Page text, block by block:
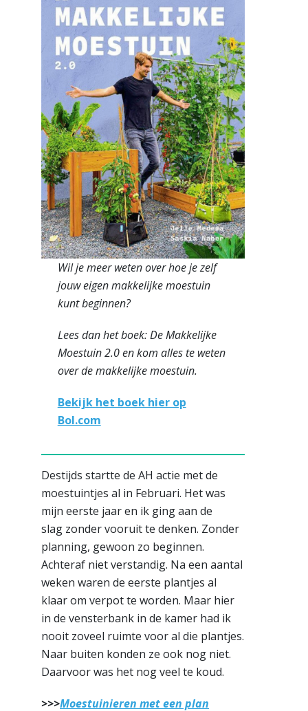
Wil je meer weten over hoe je zelf
jouw eigen makkelijke moestuin
kunt beginnen?
Lees dan het boek: De Makkelijke
Moestuin 2.0 en kom alles te weten
over de makkelijke moestuin.
Bekijk het boek hier op
Bol.com
Destijds startte de AH actie met de
moestuintjes al in Februari. Het was
mijn eerste jaar en ik ging aan de
slag zonder vooruit te denken. Zonder
planning, gewoon zo beginnen.
Achteraf niet verstandig. Na een aantal
weken waren de eerste plantjes al
klaar om verpot te worden. Maar hier
in de vensterbank in de kamer had ik
nooit zoveel ruimte voor al die plantjes.
Naar buiten konden ze ook nog niet.
Daarvoor was het nog veel te koud.
>>>Moestuinieren met een plan